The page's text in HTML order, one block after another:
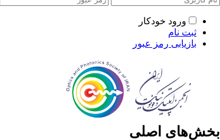
ورود خودکار
ثبت نام
بازیابی رمز عبور
بخش‌های اصلی